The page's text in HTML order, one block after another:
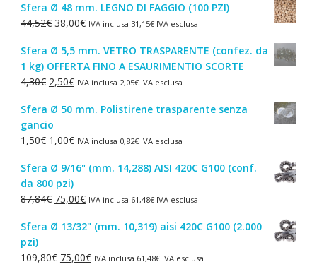
Sfera Ø 48 mm. LEGNO DI FAGGIO (100 PZI)
44,52€ Il
originale
era:
44,52€.
38,00€Il
attuale
è:
38,00€.
IVA inclusa 31,15€IVA esclusa
Sfera Ø 5,5 mm. VETRO TRASPARENTE (confez. da
1 kg) OFFERTA FINO A ESAURIMENTIO SCORTE
4,30€ Il
originale
era:
4,30€.
2,50€Il
attuale
2,50€.
IVA inclusa 2,05€IVA esclusa
Sfera Ø 50 mm. Polistirene trasparente senza
gancio
1,50€ Il
originale
era:
1,50€.
1,00€Il
attuale
è:
1,00€.
IVA inclusa 0,82€IVA esclusa
Sfera Ø 9/16" (mm. 14,288) AISI 420C G100 (conf.
da 800 pzi)
87,84€ Il
originale
87,84€.
75,00€Il
attuale
75,00€.
IVA inclusa 61,48€IVA esclusa
Sfera Ø 13/32" (mm. 10,319) aisi 420C G100 (2.000
pzi)
109,80€ Il
75,00€IlIVA inclusa 61,48€IVA esclusa